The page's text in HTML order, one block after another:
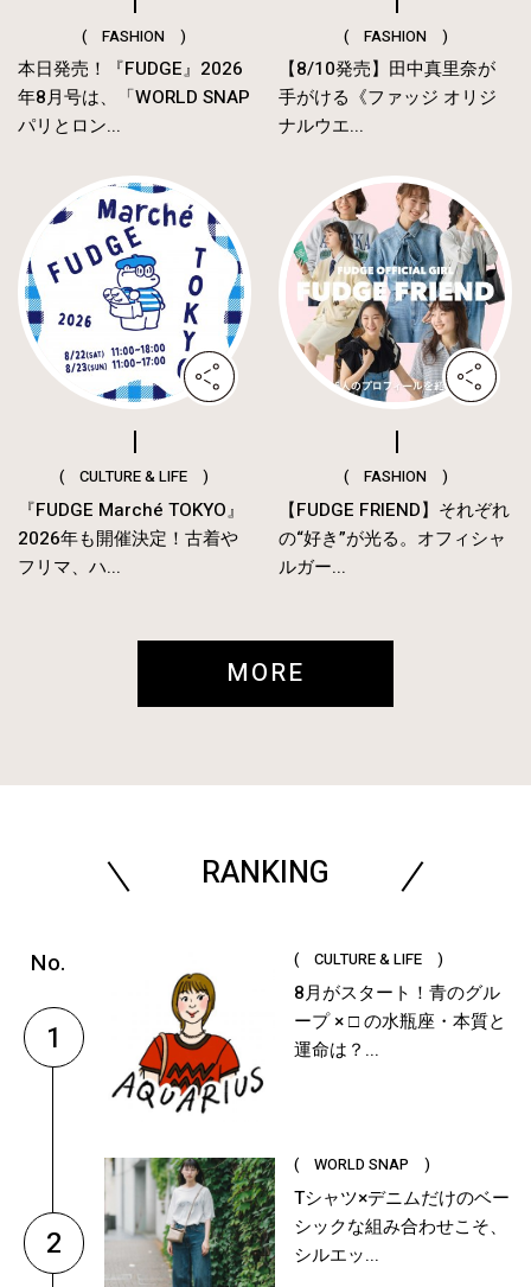
( FASHION )
本日発売！『FUDGE』2026
年8月号は、「WORLD SNAP
パリとロン...
( FASHION )
【8/10発売】田中真里奈が
手がける《ファッジ オリジ
ナルウエ...
( CULTURE & LIFE )
『FUDGE Marché TOKYO』
2026年も開催決定！古着や
フリマ、ハ...
( FASHION )
【FUDGE FRIEND】それぞれ
の“好き”が光る。オフィシャ
ルガー...
MORE
RANKING
1
( CULTURE & LIFE )
8月がスタート！青のグル
ープ × □ の水瓶座・本質と
運命は？...
2
( WORLD SNAP )
Tシャツ×デニムだけのベー
シックな組み合わせこそ、
シルエッ...